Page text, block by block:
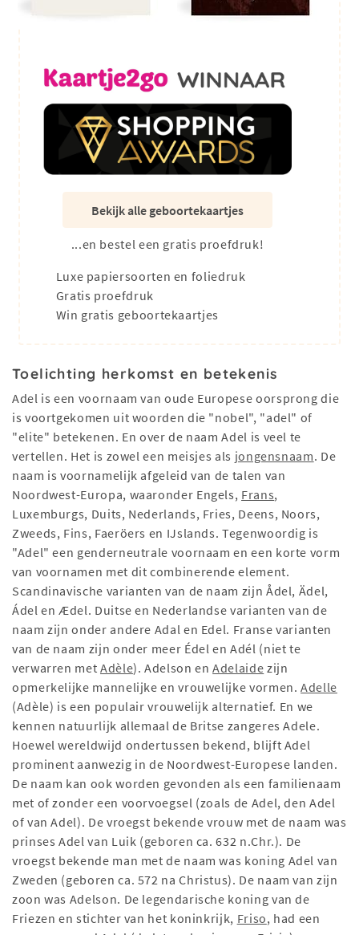
Bekijk alle geboortekaartjes
...en bestel een gratis proefdruk!
Luxe papiersoorten en foliedruk
Gratis proefdruk
Win gratis geboortekaartjes
Toelichting herkomst en betekenis
Adel is een voornaam van oude Europese oorsprong die
is voortgekomen uit woorden die "nobel", "adel" of
"elite" betekenen. En over de naam Adel is veel te
vertellen. Het is zowel een meisjes als jongensnaam. De
naam is voornamelijk afgeleid van de talen van
Noordwest-Europa, waaronder Engels, Frans,
Luxemburgs, Duits, Nederlands, Fries, Deens, Noors,
Zweeds, Fins, Faeröers en IJslands. Tegenwoordig is
"Adel" een genderneutrale voornaam en een korte vorm
van voornamen met dit combinerende element.
Scandinavische varianten van de naam zijn Ådel, Ädel,
Ádel en Ædel. Duitse en Nederlandse varianten van de
naam zijn onder andere Adal en Edel. Franse varianten
van de naam zijn onder meer Édel en Adél (niet te
verwarren met Adèle). Adelson enAdelaide zijn
opmerkelijke mannelijke en vrouwelijke vormen.Adelle
(Adèle) is een populair vrouwelijk alternatief. En we
kennen natuurlijk allemaal de Britse zangeres Adele.
Hoewel wereldwijd ondertussen bekend, blijft Adel
prominent aanwezig in de Noordwest-Europese landen.
De naam kan ook worden gevonden als een familienaam
met of zonder een voorvoegsel (zoals de Adel, den Adel
of van Adel). De vroegst bekende vrouw met de naam was
prinses Adel van Luik (geboren ca. 632 n.Chr.). De
vroegst bekende man met de naam was koning Adel van
Zweden (geboren ca. 572 na Christus). De naam van zijn
zoon was Adelson. De legendarische koning van de
Friezen en stichter van het koninkrijk, Friso, had een